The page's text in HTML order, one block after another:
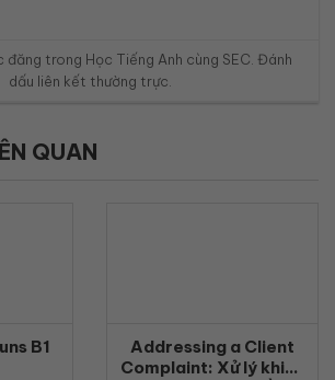
đăng trong Học Tiếng Anh cùng SEC . Đánh
dấu liên kết thường trực
QUAN
B1
Addressing a Client
Complaint: Xử lý khiếu